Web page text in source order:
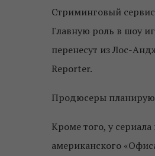
Стриминговый сервис
Главную роль в шоу
перенесут из Лос-
Reporter.
Продюсеры
Кроме того, у
американского